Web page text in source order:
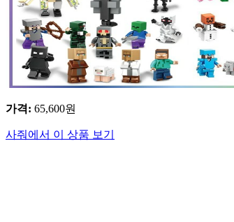
가격: 65,600원
사줘에서 이 상품 보기